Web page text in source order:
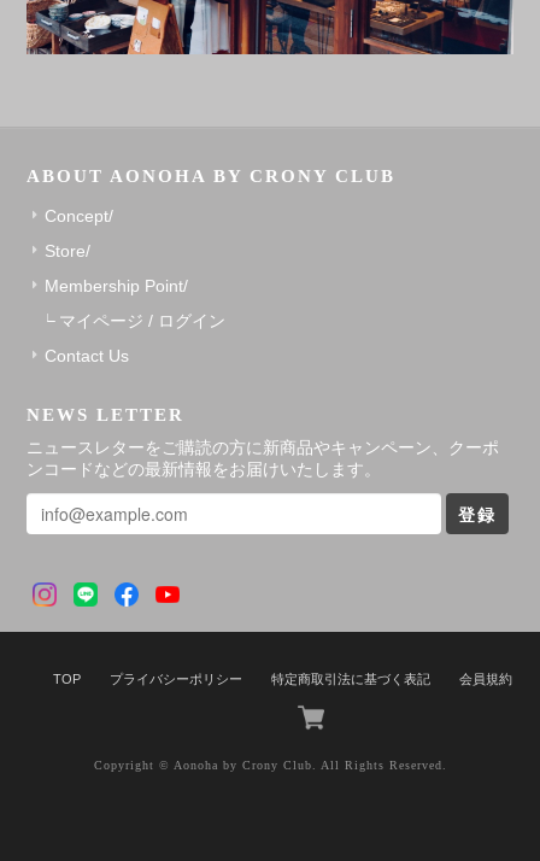
ABOUT AONOHA BY CRONY CLUB
Concept/
Store/
Membership Point/
マイページ / ログイン
Contact Us
NEWS LETTER
ニュースレターをご購読の方に新商品やキャンペーン、クーポ
ンコードなどの最新情報をお届けいたします。
登録
TOP プライバシーポリシー 特定商取引法に基づく表記 会員規約
Copyright © Aonoha by Crony Club. All Rights Reserved.